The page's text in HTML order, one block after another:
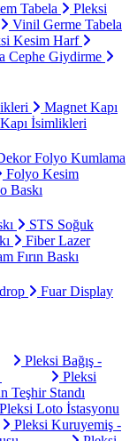
Tabela
Pleksi
Vinil Germe Tabela
Kesim Harf
Cephe Giydirme
Magnet Kapı
İsimlikleri
Folyo Kumlama
Folyo Kesim
Baskı
STS Soğuk
Fiber Lazer
Fırın Baskı
Fuar Display
Pleksi Bağış -
Pleksi
Teşhir Standı
Pleksi Loto İstasyonu
Pleksi Kuruyemiş -